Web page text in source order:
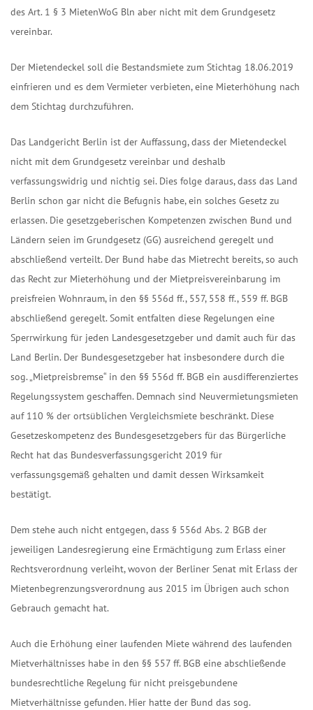
des Art. 1 § 3 MietenWoG Bln aber nicht mit dem Grundgesetz
vereinbar.
Der Mietendeckel soll die Bestandsmiete zum Stichtag 18.06.2019
einfrieren und es dem Vermieter verbieten, eine Mieterhöhung nach
dem Stichtag durchzuführen.
Das Landgericht Berlin ist der Auffassung, dass der Mietendeckel
nicht mit dem Grundgesetz vereinbar und deshalb
verfassungswidrig und nichtig sei. Dies folge daraus, dass das Land
Berlin schon gar nicht die Befugnis habe, ein solches Gesetz zu
erlassen. Die gesetzgeberischen Kompetenzen zwischen Bund und
Ländern seien im Grundgesetz (GG) ausreichend geregelt und
abschließend verteilt. Der Bund habe das Mietrecht bereits, so auch
das Recht zur Mieterhöhung und der Mietpreisvereinbarung im
preisfreien Wohnraum, in den §§ 556d ff., 557, 558 ff., 559 ff. BGB
abschließend geregelt. Somit entfalten diese Regelungen eine
Sperrwirkung für jeden Landesgesetzgeber und damit auch für das
Land Berlin. Der Bundesgesetzgeber hat insbesondere durch die
sog. „Mietpreisbremse“ in den §§ 556d ff. BGB ein ausdifferenziertes
Regelungssystem geschaffen. Demnach sind Neuvermietungsmieten
auf 110 % der ortsüblichen Vergleichsmiete beschränkt. Diese
Gesetzeskompetenz des Bundesgesetzgebers für das Bürgerliche
Recht hat das Bundesverfassungsgericht 2019 für
verfassungsgemäß gehalten und damit dessen Wirksamkeit
bestätigt.
Dem stehe auch nicht entgegen, dass § 556d Abs. 2 BGB der
jeweiligen Landesregierung eine Ermächtigung zum Erlass einer
Rechtsverordnung verleiht, wovon der Berliner Senat mit Erlass der
Mietenbegrenzungsverordnung aus 2015 im Übrigen auch schon
Gebrauch gemacht hat.
Auch die Erhöhung einer laufenden Miete während des laufenden
Mietverhältnisses habe in den §§ 557 ff. BGB eine abschließende
bundesrechtliche Regelung für nicht preisgebundene
Mietverhältnisse gefunden. Hier hatte der Bund das sog.